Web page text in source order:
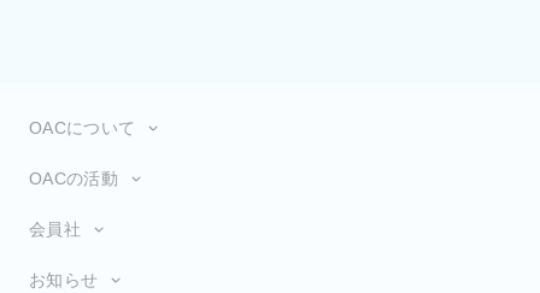
OACについて
OACの活動
会員社
お知らせ